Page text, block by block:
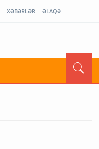
XƏBƏRLƏR ƏLAQƏ